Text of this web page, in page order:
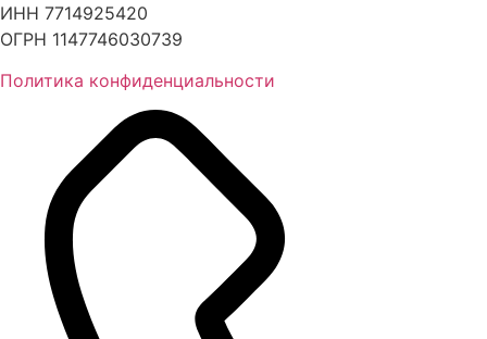
ИНН 7714925420
ОГРН 1147746030739
Политика конфиденциальности